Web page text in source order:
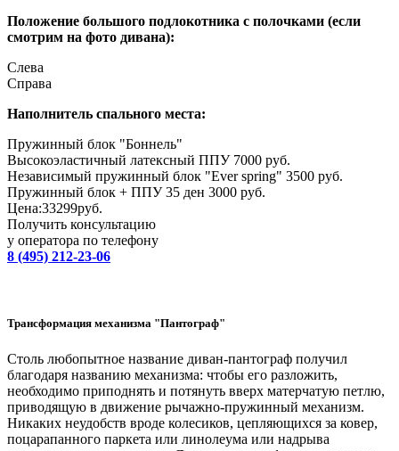
Положение большого подлокотника с полочками (если
смотрим на фото дивана):
Слева
Справа
Наполнитель спального места:
Пружинный блок "Боннель"
Высокоэластичный латексный ППУ 7000 руб.
Независимый пружинный блок "Ever spring" 3500 руб.
Пружинный блок + ППУ 35 ден 3000 руб.
Цена:33299руб.
Получить консультацию
у оператора по телефону
8 (495) 212-23-06
Трансформация механизма "Пантограф"
Столь любопытное название диван-пантограф получил
благодаря названию механизма: чтобы его разложить,
необходимо приподнять и потянуть вверх матерчатую петлю,
приводящую в движение рычажно-пружинный механизм.
Никаких неудобств вроде колесиков, цепляющихся за ковер,
поцарапанного паркета или линолеума или надрыва